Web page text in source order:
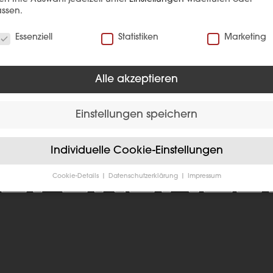
Essenziell
Statistiken Marketing
Alle akzeptieren
Einstellungen speichern
Individuelle Cookie-Einstellungen
Cookie-Details Datenschutzerklärung Impressum
Datenschutzeinstellungen